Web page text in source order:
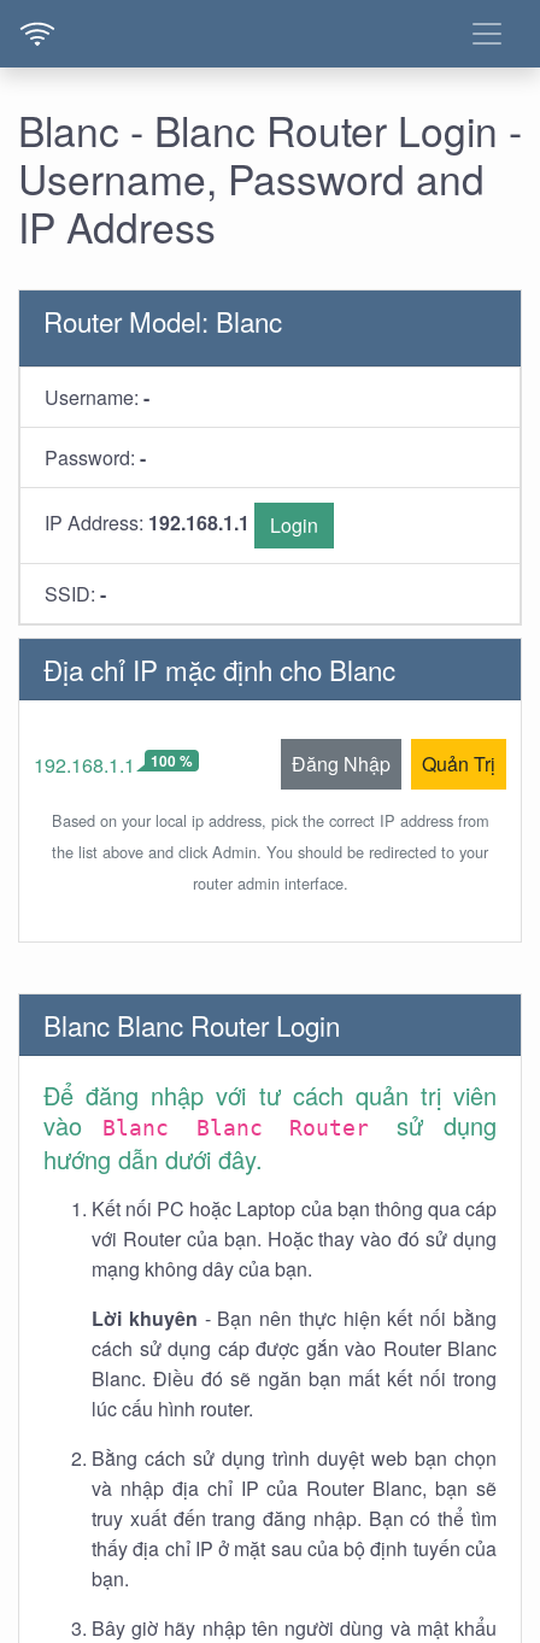
Blanc - Blanc Router Login -
Username, Password and
IP Address
Router Model: Blanc
Username: -
Password: -
IP Address: 192.168.1.1 Login
SSID: -
Địa chỉ IP mặc định cho Blanc
192.168.1.1 100 % Đăng Nhập Quản Trị
Based on your local ip address, pick the correct IP address from
the list above and click Admin. You should be redirected to your
router admin interface.
Blanc Blanc Router Login
Để đăng nhập với tư cách quản trị viên
vào
Blanc Blanc Router sử dụng
hướng dẫn dưới đây.
Kết nối PC hoặc Laptop của bạn thông qua cáp
với Router của bạn. Hoặc thay vào đó sử dụng
mạng không dây của bạn.
Lời khuyên - Bạn nên thực hiện kết nối bằng
cách sử dụng cáp được gắn vào Router Blanc
Blanc. Điều đó sẽ ngăn bạn mất kết nối trong
lúc cấu hình router.
Bằng cách sử dụng trình duyệt web bạn chọn
và nhập địa chỉ IP của Router Blanc, bạn sẽ
truy xuất đến trang đăng nhập. Bạn có thể tìm
thấy địa chỉ IP ở mặt sau của bộ định tuyến của
bạn.
Bây giờ hãy nhập tên người dùng và mật khẩu